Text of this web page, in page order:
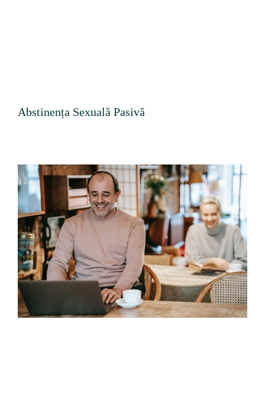
Abstinența Sexuală Pasivă